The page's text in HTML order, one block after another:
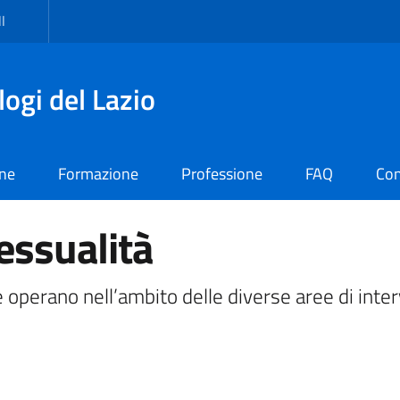
del Lazio
Formazione Professione FAQ
nell’ambito delle diverse aree di